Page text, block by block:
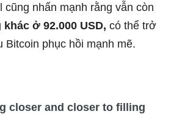
cũng nhấn mạnh rằng vẫn còn
ở 92.000 USD, có thể trở
Bitcoin phục hồi mạnh mẽ.
closer and closer to filling